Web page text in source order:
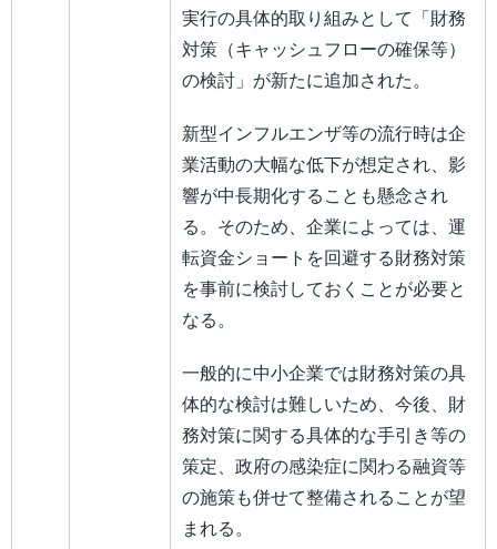
実行の具体的取り組みとして「財務
対策（キャッシュフローの確保等）
の検討」が新たに追加された。
新型インフルエンザ等の流行時は企
業活動の大幅な低下が想定され、影
響が中長期化することも懸念され
る。そのため、企業によっては、運
転資金ショートを回避する財務対策
を事前に検討しておくことが必要と
なる。
一般的に中小企業では財務対策の具
体的な検討は難しいため、今後、財
務対策に関する具体的な手引き等の
策定、政府の感染症に関わる融資等
の施策も併せて整備されることが望
まれる。